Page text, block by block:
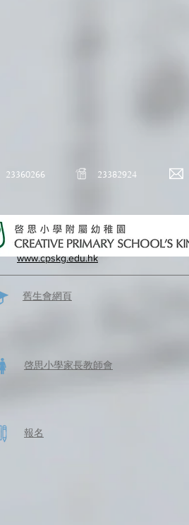
23360266 23382924
www.cpskg.edu.hk
​舊生會網頁
​啓思小學家長教師會
​報名